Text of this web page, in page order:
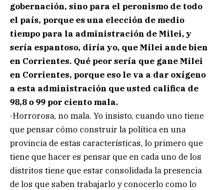
gobernación, sino para el peronismo de todo
el país, porque es una elección de medio
tiempo para la administración de Milei, y
sería espantoso, diría yo, que Milei ande bien
en Corrientes. Qué peor sería que gane Milei
en Corrientes, porque eso le va a dar oxígeno
a esta administración que usted califica de
98,8 o 99 por ciento mala.
-Horrorosa, no mala. Yo insisto, cuando uno tiene
que pensar cómo construir la política en una
provincia de estas características, lo primero que
tiene que hacer es pensar que en cada uno de los
distritos tiene que estar consolidada la presencia
de los que saben trabajarlo y conocerlo como lo